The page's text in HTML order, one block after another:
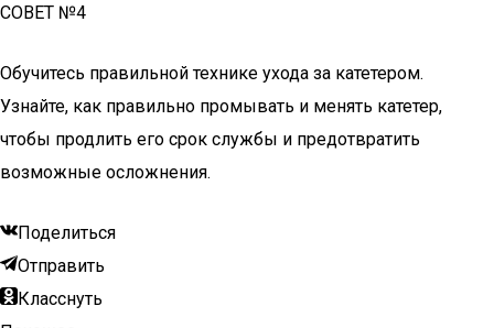
СОВЕТ №4
Обучитесь правильной технике ухода за катетером.
Узнайте, как правильно промывать и менять катетер,
чтобы продлить его срок службы и предотвратить
возможные осложнения.
Поделиться
Отправить
Класснуть